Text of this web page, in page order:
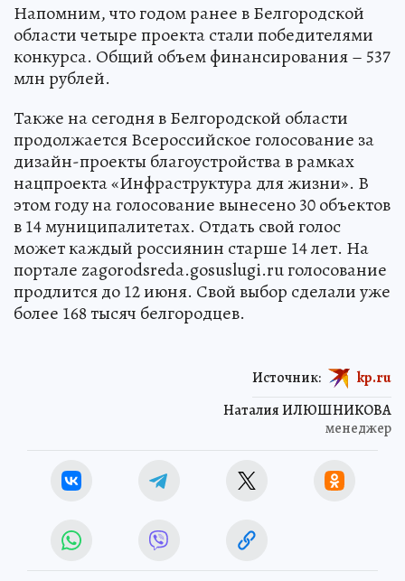
Напомним, что годом ранее в Белгородской
области четыре проекта стали победителями
конкурса. Общий объем финансирования – 537
млн рублей.
Также на сегодня в Белгородской области
продолжается Всероссийское голосование за
дизайн-проекты благоустройства в рамках
нацпроекта «Инфраструктура для жизни». В
этом году на голосование вынесено 30 объектов
в 14 муниципалитетах. Отдать свой голос
может каждый россиянин старше 14 лет. На
портале zagorodsreda.gosuslugi.ru голосование
продлится до 12 июня. Свой выбор сделали уже
более 168 тысяч белгородцев.
Наталия ИЛЮШНИКОВА
менеджер
Источник: kp.ru